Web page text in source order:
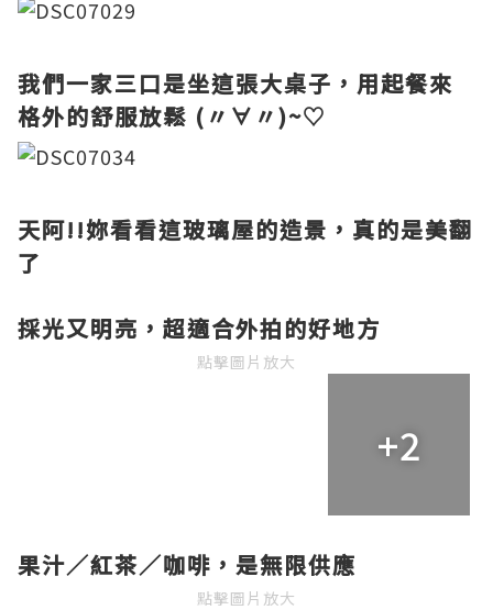
我們一家三口是坐這張大桌子，用起餐來
格外的舒服放鬆 (〃∀〃)~♡
天阿!!妳看看這玻璃屋的造景，真的是美翻
了
採光又明亮，超適合外拍的好地方
點擊圖片放大
+2
果汁／紅茶／咖啡，是無限供應
點擊圖片放大